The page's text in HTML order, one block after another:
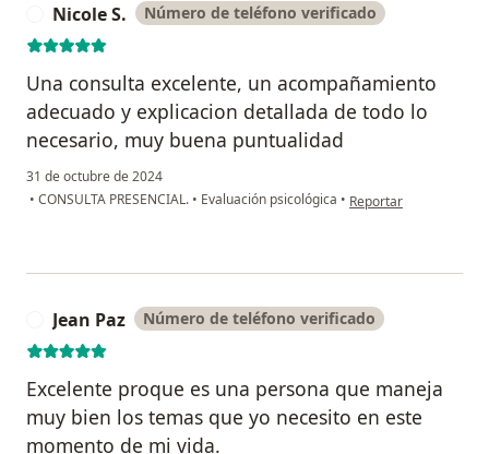
Nicole S. Número de teléfono verificado
Una consulta excelente, un acompañamiento
adecuado y explicacion detallada de todo lo
necesario, muy buena puntualidad
31 de octubre de 2024
• CONSULTA PRESENCIAL. • Evaluación psicológica • en opinión del usuario
Reportar
Jean Paz Número de teléfono verificado
Excelente proque es una persona que maneja
muy bien los temas que yo necesito en este
momento de mi vida.